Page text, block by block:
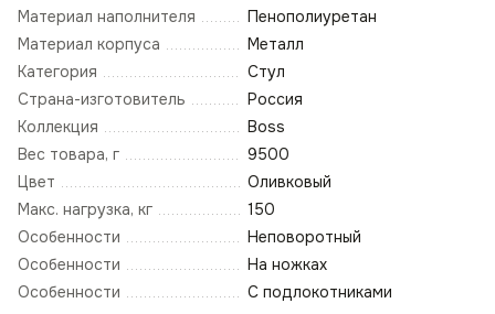
Материал наполнителя
Пенополиуретан
Материал корпуса
Металл
Категория
Стул
Страна-изготовитель
Россия
Коллекция
Boss
Вес товара, г
9500
Цвет
Оливковый
Макс. нагрузка, кг
150
Особенности
Неповоротный
Особенности
На ножках
Особенности
С подлокотниками